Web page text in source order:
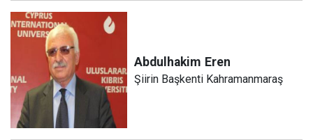
Abdulhakim Eren
Şiirin Başkenti Kahramanmaraş